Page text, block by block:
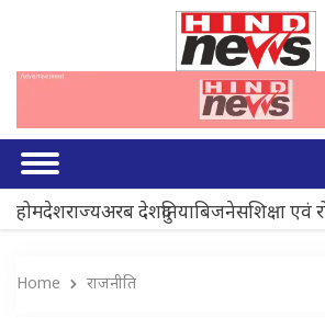
होमदेशराज्यअरब देशदुनियाबिजनेसशिक्षा एवं
Home राजनीति